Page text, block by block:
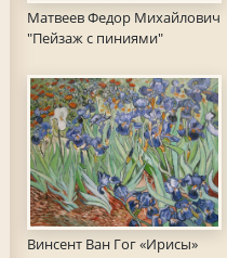
Матвеев Федор Михайлович
"Пейзаж с пиниями"
Винсент Ван Гог «Ирисы»